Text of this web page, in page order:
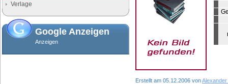
Verlage
Google Anzeigen
Anzeigen
Erstellt am 05.12.2006 von